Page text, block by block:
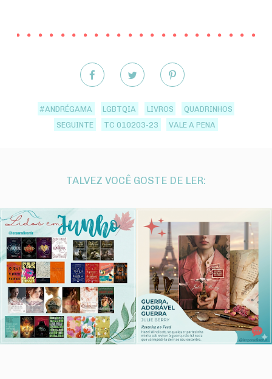
#ANDRÉGAMA LGBTQIA LIVROS
QUADRINHOS
SEGUINTE
TC 010203-23 VALE A PENA
TALVEZ VOCÊ GOSTE DE LER: